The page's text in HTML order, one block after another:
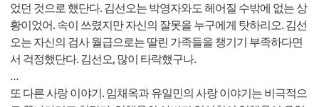
었던 것으로 했단다. 김선오는 박영자와도 헤어질 수밖에 없는 상
황이었어. 속이 쓰렸지만 자신의 잘못을 누구에게 탓하리오. 김선
오는 자신의 검사 월급으로는 딸린 가족들을 챙기기 부족하다면
서 걱정했단다. 김선오, 많이 타락했구나.
…
또 다른 사랑 이야기. 임채옥과 유일민의 사랑 이야기는 비극적으